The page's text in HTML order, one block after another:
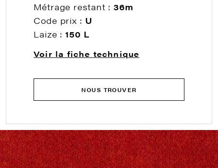
Métrage restant :36m
Code prix : U
Laize :150 L
Voir la fiche technique
NOUS TROUVER